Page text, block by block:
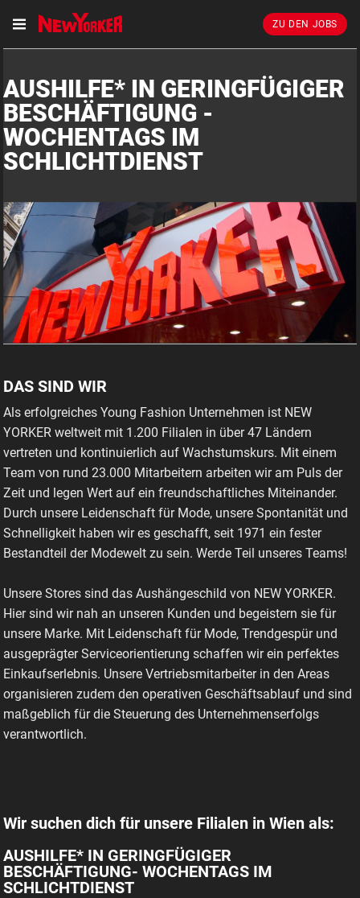
ZU DEN JOBS
AUSHILFE* IN GERINGFÜGIGER
BESCHÄFTIGUNG -
WOCHENTAGS IM
SCHLICHTDIENST
DAS SIND WIR
Als erfolgreiches Young Fashion Unternehmen ist NEW
YORKER weltweit mit 1.200 Filialen in über 47 Ländern
vertreten und kontinuierlich auf Wachstumskurs. Mit einem
Team von rund 23.000 Mitarbeitern arbeiten wir am Puls der
Zeit und legen Wert auf ein freundschaftliches Miteinander.
Durch unsere Leidenschaft für Mode, unsere Spontanität und
Schnelligkeit haben wir es geschafft, seit 1971 ein fester
Bestandteil der Modewelt zu sein. Werde Teil unseres Teams!
Unsere Stores sind das Aushängeschild von NEW YORKER.
Hier sind wir nah an unseren Kunden und begeistern sie für
unsere Marke. Mit Leidenschaft für Mode, Trendgespür und
ausgeprägter Serviceorientierung schaffen wir ein perfektes
Einkaufserlebnis. Unsere Vertriebsmitarbeiter in den Areas
organisieren zudem den operativen Geschäftsablauf und sind
maßgeblich für die Steuerung des Unternehmenserfolgs
verantwortlich.
Wir suchen dich für unsere Filialen in Wien als:
AUSHILFE* IN GERINGFÜGIGER
BESCHÄFTIGUNG- WOCHENTAGS IM
SCHLICHTDIENST